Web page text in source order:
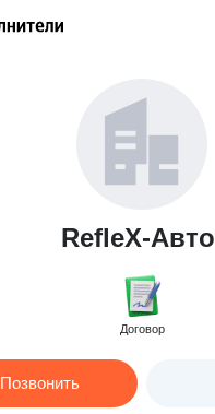
RefleX-Авто
Договор
Позвонить